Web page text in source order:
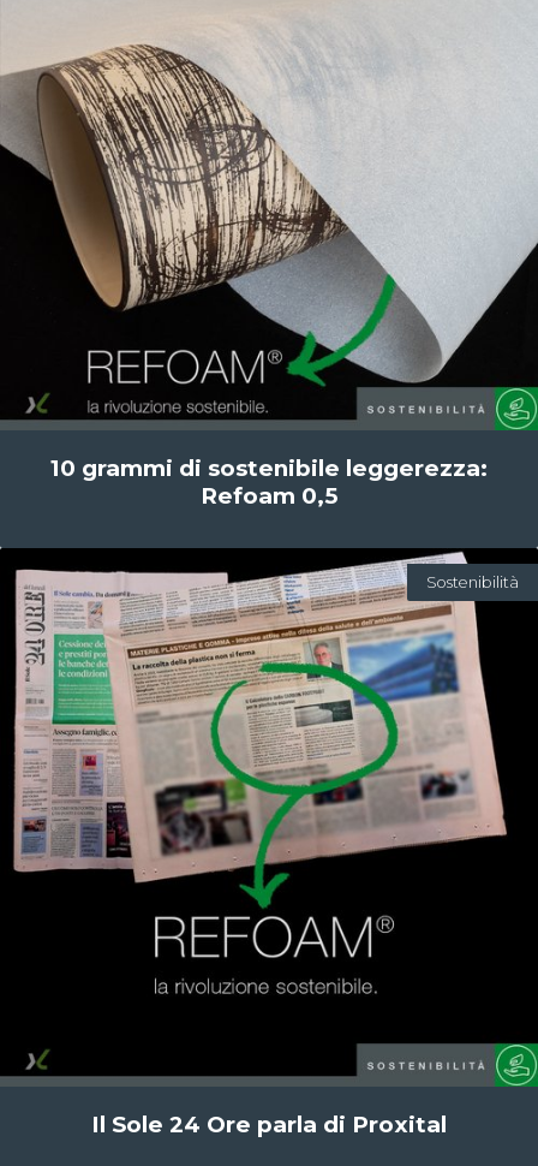
10 grammi di sostenibile leggerezza:
Refoam 0,5
Sostenibilità
Il Sole 24 Ore parla di Proxital